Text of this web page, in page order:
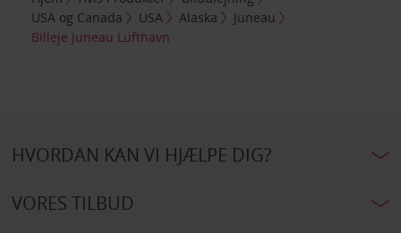
USA og Canada
USA Alaska
Juneau
Billeje Juneau Lufthavn
HVORDAN KAN VI HJÆLPE DIG?
VORES TILBUD